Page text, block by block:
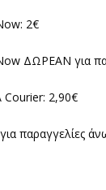
2€
ΔΩΡΕΑΝ για
2,90€
παραγγελίες